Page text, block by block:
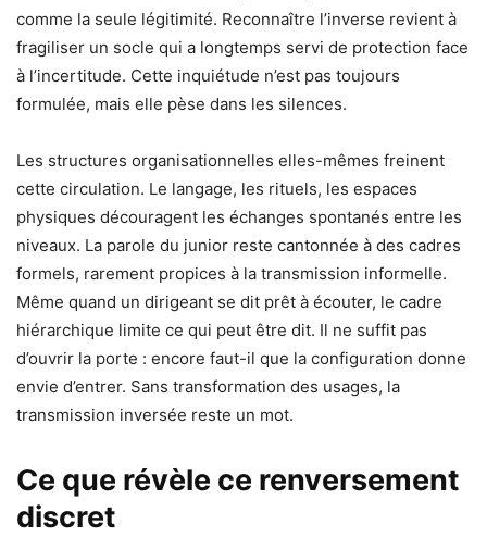
comme la seule légitimité. Reconnaître l’inverse revient à
fragiliser un socle qui a longtemps servi de protection face
à l’incertitude. Cette inquiétude n’est pas toujours
formulée, mais elle pèse dans les silences.
Les structures organisationnelles elles-mêmes freinent
cette circulation. Le langage, les rituels, les espaces
physiques découragent les échanges spontanés entre les
niveaux. La parole du junior reste cantonnée à des cadres
formels, rarement propices à la transmission informelle.
Même quand un dirigeant se dit prêt à écouter, le cadre
hiérarchique limite ce qui peut être dit. Il ne suffit pas
d’ouvrir la porte : encore faut-il que la configuration donne
envie d’entrer. Sans transformation des usages, la
transmission inversée reste un mot.
Ce que révèle ce renversement
discret